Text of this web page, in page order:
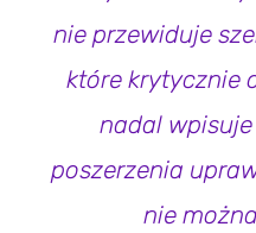
nie przewiduje
które krytycznie
nadal
poszerzenia
nie